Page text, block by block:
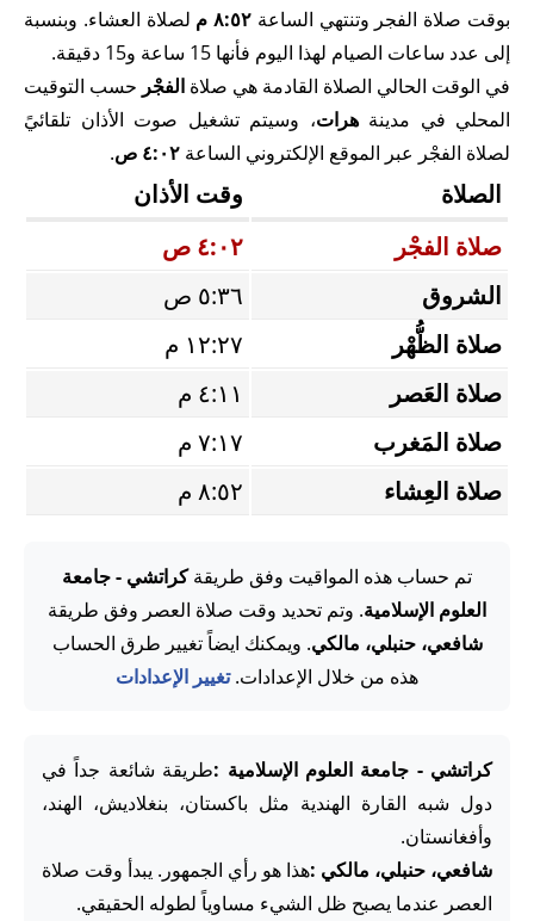
بوقت صلاة الفجر وتنتهي الساعة ٨:٥٢ م
لصلاة العشاء. وبنسبة
إلى عدد ساعات الصيام لهذا اليوم فأنها 15 ساعة و15 دقيقة.
في الوقت الحالي الصلاة القادمة هي صلاة الفجْر حسب التوقيت
المحلي في مدينةهرات، وسيتم تشغيل صوت الأذان تلقائيً
لصلاة الفجْر عبر الموقع الإلكتروني الساعة ٤:٠٢ ص .
الصلاة
وقت الأذان
صلاة الفجْر
٤:٠٢ ص
الشروق
٥:٣٦ ص
صلاة الظُّهْر
١٢:٢٧ م
صلاة العَصر
٤:١١ م
صلاة المَغرب
٧:١٧ م
صلاة العِشاء
٨:٥٢ م
تم حساب هذه المواقيت وفق طريقةكراتشي - جامعة
العلوم الإسلامية. وتم تحديد وقت صلاة العصر وفق طريقة
شافعي، حنبلي، مالكي. ويمكنك ايضاً تغيير طرق الحساب
هذه من خلال الإعدادات.تغيير الإعدادات
كراتشي - جامعة العلوم الإسلامية :طريقة شائعة جداً في
دول شبه القارة الهندية مثل باكستان، بنغلاديش، الهند،
وأفغانستان.
شافعي، حنبلي، مالكي :هذا هو رأي الجمهور. يبدأ وقت صلاة
العصر عندما يصبح ظل الشيء مساوياً لطوله الحقيقي.